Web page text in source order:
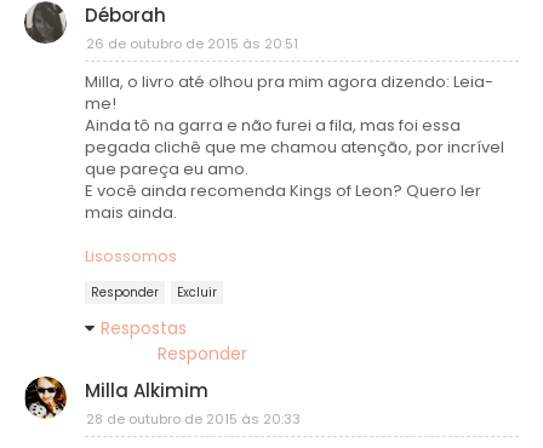
Déborah
26 de outubro de 2015 às 20:51
Milla, o livro até olhou pra mim agora dizendo: Leia-
me!
Ainda tô na garra e não furei a fila, mas foi essa
pegada clichê que me chamou atenção, por incrível
que pareça eu amo.
E você ainda recomenda Kings of Leon? Quero ler
mais ainda.
Lisossomos
Responder Excluir
Respostas
Responder
Milla Alkimim
28 de outubro de 2015 às 20:33